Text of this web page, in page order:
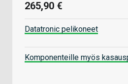
265,90 €
Datatronic pelikoneet
Komponenteille myös